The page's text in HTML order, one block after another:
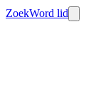
ZoekWord lid